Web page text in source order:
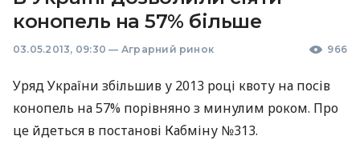
конопель на 57% більше
03.05.2013, 09:30 — Аграрний ринок 966
Уряд України збільшив у 2013 році квоту на посів
конопель на 57% порівняно з минулим роком. Про
це йдеться в постанові Кабміну №313.